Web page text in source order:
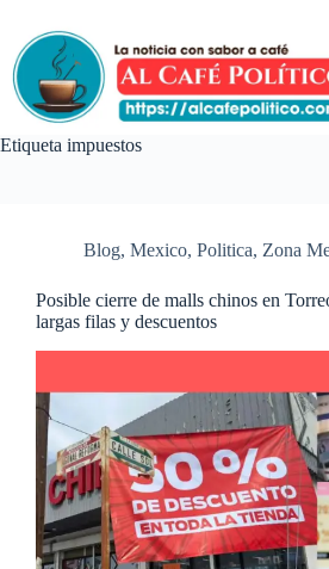
contenido
Etiqueta impuestos
Blog, Mexico, Politica, Zona
Posible cierre de malls chinos en
largas filas y descuentos